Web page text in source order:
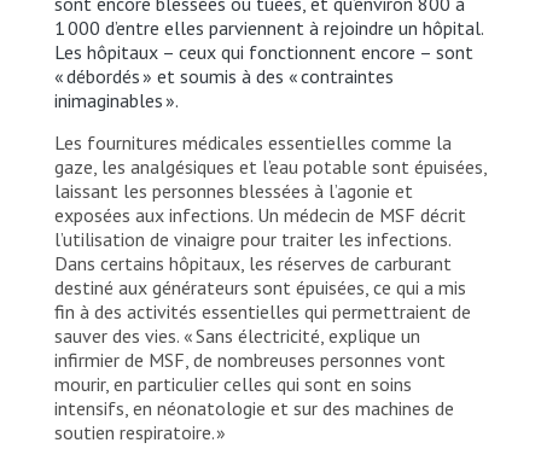
1 000 d’entre elles parviennent à rejoindre un hôpital.
Les hôpitaux – ceux qui fonctionnent encore – sont
« débordés » et soumis à des « contraintes
inimaginables ».
Les fournitures médicales essentielles comme la
gaze, les analgésiques et l’eau potable sont épuisées,
laissant les personnes blessées à l’agonie et
exposées aux infections. Un médecin de MSF décrit
l’utilisation de vinaigre pour traiter les infections.
Dans certains hôpitaux, les réserves de carburant
destiné aux générateurs sont épuisées, ce qui a mis
fin à des activités essentielles qui permettraient de
sauver des vies. « Sans électricité, explique un
infirmier de MSF, de nombreuses personnes vont
mourir, en particulier celles qui sont en soins
intensifs, en néonatologie et sur des machines de
soutien respiratoire. »